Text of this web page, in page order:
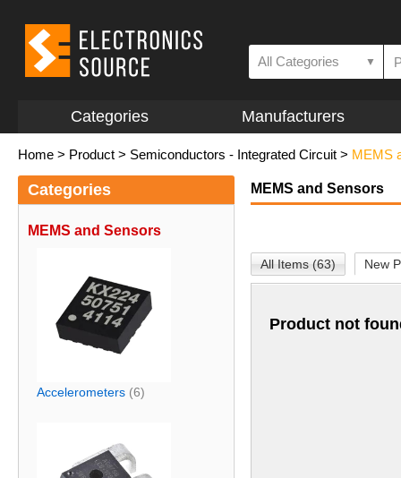
All Categories ▼
Categories Manufacturers
Home > Product > Semiconductors - Integrated Circuit > MEMS
Categories
MEMS and Sensors
Accelerometers (6)
MEMS and Sensors
All Items (63) New
Product not